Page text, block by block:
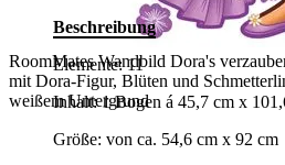
RoomMates Wandbild Dora's
mit Dora-Figur, Blüten und
weißem Untergrund
Beschreibung
Elemente: 11
Inhalt: 1 Bogen á 45,7 cm x
Größe: von ca. 54,6 cm x 92 cm